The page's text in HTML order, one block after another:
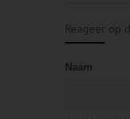
Reageer op
Naam